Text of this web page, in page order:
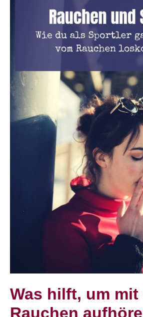
Was hilft, um mit
Rauchen